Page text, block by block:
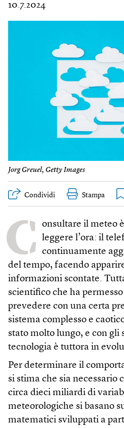
10.7.2024
Jorg Greuel, Getty Images
Condividi Stampa
C
onsultare il meteo
leggere l’ora: il
continuamente
del tempo, facendo
informazioni scontate.
scientifico che ha
prevedere con una certa
sistema complesso e
stato molto lungo, e con gli
tecnologia è tuttora in
Per determinare il
si stima che sia necessario
circa dieci miliardi di
meteorologiche si basano
matematici sviluppati a